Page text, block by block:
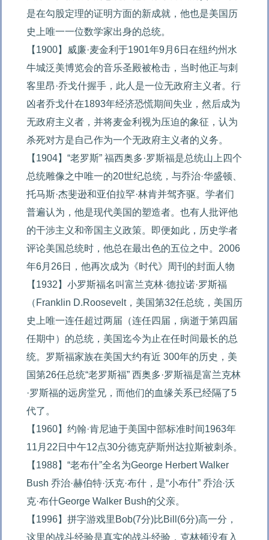
是在勾股定理的证明方面的新成就，他也是美国历
史上唯一一位数学家出身的总统。
【1900】威廉·麦金利于1901年9月6日在纽约州水
牛城泛美博览会的音乐圣殿被枪击，当时他正与刺
客里昂·乔戈什握手，此人是一位无政府主义者。行
凶者乔戈什在1893年经济恐慌期间失业，然后成为
无政府主义者，并将麦金利视为压迫的象征，认为
杀死对方是自己作为一个无政府主义者的义务。
【1904】“老罗斯” 福西奥多·罗斯福是总统山上四个
总统雕像之中唯一的20世纪总统，与乔治·华盛顿、
托马斯·杰斐逊和亚伯拉罕·林肯并驾齐驱。学者们
普遍认为，他是现代美国的塑造者。也有人批评他
的干涉主义和帝国主义政策。即便如此，历史学者
评论美国总统时，他总在最出色的五位之中。2006
年6月26日，他再次成为《时代》周刊的封面人物
【1932】小罗斯福名叫富兰克林·德拉诺·罗斯福
（Franklin D.Roosevelt，美国第32任总统，美国历
史上唯一连任超过两届（连任四届，病逝于第四届
任期中）的总统，美国迄今为止在任时间最长的总
统。罗斯福家族在美国大约有近 300年的历史，美
国第26任总统“老罗斯福” 西奥多·罗斯福是富兰克林
·罗斯福的远房堂兄，而他们的血缘关系已经隔了5
代了。
【1960】约翰·肯尼迪于美国中部标准时间1963年
11月22日中午12点30分德克萨斯州达拉斯被刺杀。
【1988】“老布什”全名为George Herbert Walker
Bush 乔治·赫伯特·沃克·布什，是“小布什” 乔治·沃
克·布什George Walker Bush的父亲。
【1996】拼字游戏里Bob(7分)比Bill(6分)高一分，
这里的战斗经验是真实的战斗经验，克林顿没有入